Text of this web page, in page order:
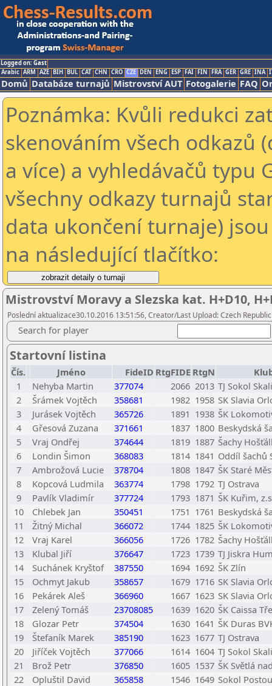
Logged on: Gast
Arabic ARM AZE BIH BUL CAT CHN CRO CZE DEN ENG ESP FAI FIN FRA GER GRE INA
Domů Databáze turnajů Mistrovství AUT Fotogalerie FAQ
Poznámka: Kvůli redukci
skenováním všech odkazů
a více) a vyhledávačů typu
všechny odkazy turnajů
data ukončení turnaje)
na následující tlačítko:
Mistrovství Moravy a Slezska kat. H+D10,
Poslední aktualizace30.10.2016 13:51:56, Creator/Last Upload: Czech
Search for player
Startovní listina
Čís. Jméno FideID RtgFIDE RtgN
1
Nehyba Martin 377074 2066 2013 TJ Sokol
2
Šrámek Vojtěch 358681 1982 1958 SK Slavia
3
Jurásek Vojtěch 365726 1891 1938 ŠK
4
Gřesová Zuzana 371661 1837 1800 Beskydská
5
Vraj Ondřej 374644 1819 1887 Šachy
6
Londin Šimon 368083 1814 1841 Oddíl šachů
7
Ambrožová Lucie 378704 1808 1847 ŠK Staré
8
Kopcová Ludmila 363774 1798 1792 TJ Ostrava
9
Pavlík Vladimír 377724 1793 1871 ŠK Kuřim,
10
Chlebek Jan 350451 1751 1761 Beskydská
11
Žitný Michal 366072 1744 1825 ŠK
12
Vraj Karel 366056 1726 1782 Šachy
13
Klubal Jiří 376647 1723 1739 TJ Jiskra
14
Suchánek Kryštof 387550 1694 1692 ŠK Zlín
15
Ochmyt Jakub 358657 1679 1716 SK Slavia
16
Pekárek Aleš 366960 1667 1623 SK Slavia
17
Zelený Tomáš 23708085 1639 1620 ŠK Caissa
18
Glozar Petr 374504 1630 1641 ŠK Duras
19
Štefaník Marek 385190 1623 1677 TJ Ostrava
20
Jiříček Vojtěch 377066 1614 1604 TJ Sokol
21
Brož Petr 376850 1605 1537 ŠK Světlá
22
Opluštil David 365858 1546 1649 Sokol